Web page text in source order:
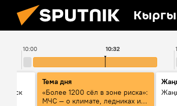
10:00 10:32
Тема дня
«Более 1200 сёл в зоне риска»:
МЧС — о климате, ледниках и